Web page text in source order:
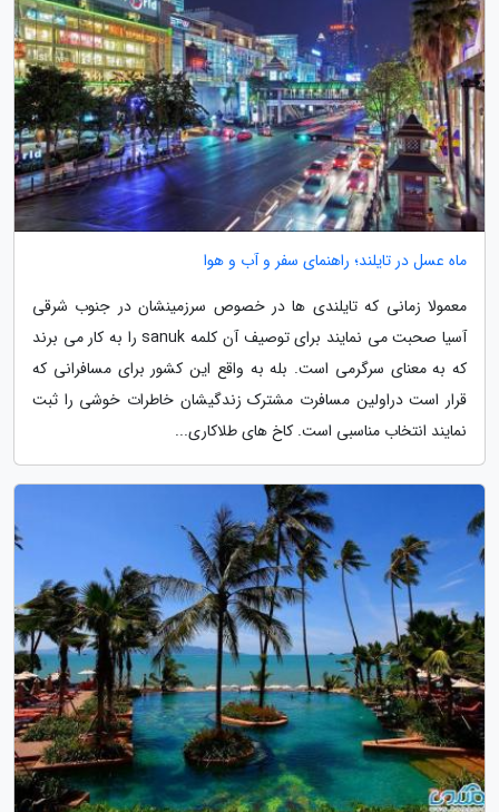
ماه عسل در تایلند؛ راهنمای سفر و آب و هوا
معمولا زمانی که تایلندی ها در خصوص سرزمینشان در جنوب شرقی
آسیا صحبت می نمایند برای توصیف آن کلمه sanuk را به کار می برند
که به معنای سرگرمی است. بله به واقع این کشور برای مسافرانی که
قرار است دراولین مسافرت مشترک زندگیشان خاطرات خوشی را ثبت
نمایند انتخاب مناسبی است. کاخ های طلاکاری...